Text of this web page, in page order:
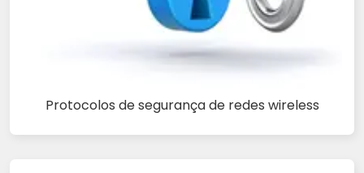
Protocolos de segurança de redes wireless